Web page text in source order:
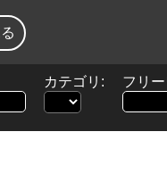
カテゴリ:
フリ